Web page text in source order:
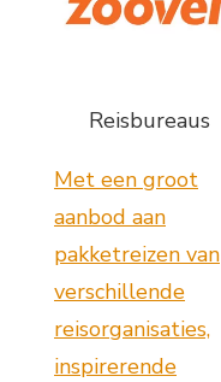
Reisbureaus
Met een groot
aanbod aan
pakketreizen van
verschillende
reisorganisaties,
inspirerende